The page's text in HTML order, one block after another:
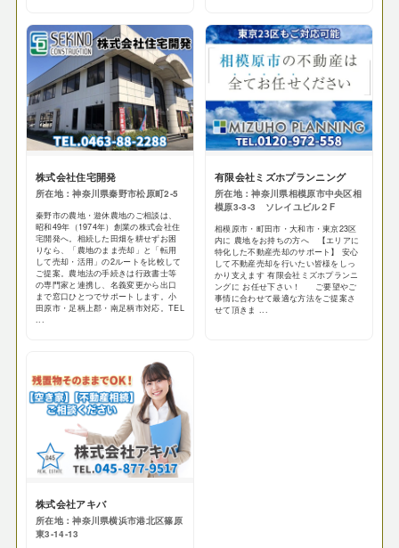
株式会社住宅開発
所在地：神奈川県秦野市松原町2-5
秦野市の農地・遊休農地のご相談は、
昭和49年（1974年）創業の株式会社住
宅開発へ。相続した田畑を耕せずお困
りなら、「農地のまま売却」と「転用
して売却・活用」の2ルートを比較して
ご提案。農地法の手続きは行政書士等
の専門家と連携し、名義変更から出口
まで窓口ひとつでサポートします。小
田原市・足柄上郡・南足柄市対応。TEL
...
有限会社ミズホプランニング
所在地：神奈川県相模原市中央区相
模原3-3-3 ソレイユビル２F
相模原市・町田市・大和市・東京23区
内に 農地をお持ちの方へ 【エリアに
特化した不動産売却のサポート】 安心
して不動産売却を行いたい皆様をしっ
かり支えます 有限会社ミズホプランニ
ングに お任せ下さい！ ご要望やご
事情に合わせて最適な方法をご提案さ
せて頂きま ...
株式会社アキバ
所在地：神奈川県横浜市港北区篠原
東3-14-13